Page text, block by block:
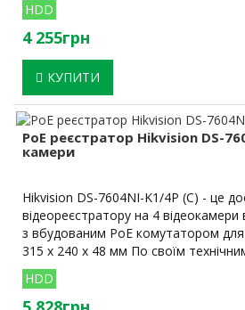
HDD
4 255грн
КУПИТИ
PoE реєстратор Hikvision DS-
камери
Hikvision DS-7604NI-K1/4P (C) - це
відеореєстратору на 4
з вбудованим PoE комутатором
315 x 240 x 48 мм По своїм
HDD